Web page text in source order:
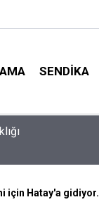
SENDIKA
Süre
için Hatay'a gidiyor.